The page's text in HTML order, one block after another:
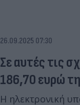
26.09.2025 07:30
Σε αυτές τις
186,70 ευρώ
Η ηλεκτρονική